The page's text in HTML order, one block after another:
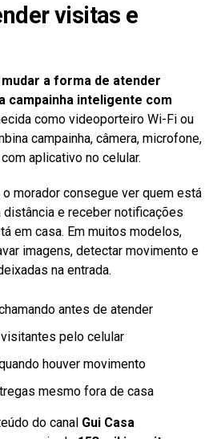
visitas e
a forma de atender
campainha inteligente com
como videoporteiro Wi-Fi ou
campainha, câmera, microfone,
aplicativo no celular.
morador consegue ver quem está
distância e receber notificações
em casa. Em muitos modelos,
imagens, detectar movimento e
na entrada.
antes de atender
pelo celular
houver movimento
mesmo fora de casa
do canal Gui Casa